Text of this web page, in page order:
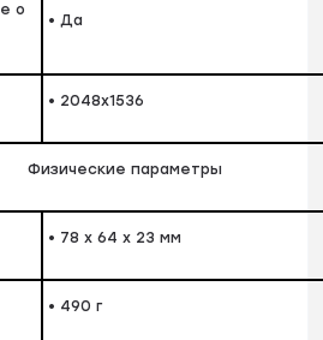
о
• Да
• 2048x1536
Физические параметры
• 78 x 64 x 23 мм
• 490 г